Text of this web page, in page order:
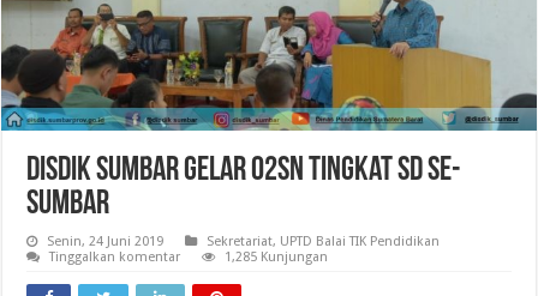
Disdik Sumbar Gelar O2SN Tingkat SD Se-
Sumbar
Senin, 24 Juni 2019 Sekretariat, UPTD Balai TIK Pendidikan
Tinggalkan komentar
1,285 Kunjungan